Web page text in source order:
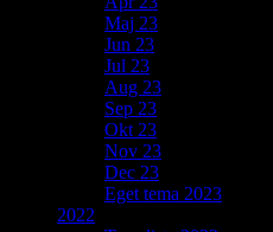
Maj 23
Jun 23
Jul 23
Aug 23
Sep 23
Okt 23
Nov 23
Dec 23
Eget tema 2023
2022